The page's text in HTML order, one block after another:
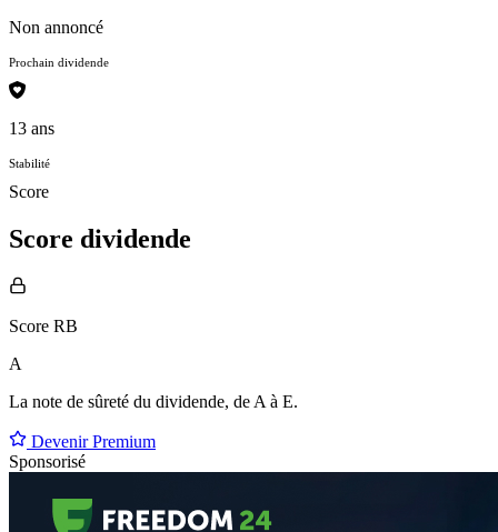
Non annoncé
Prochain dividende
13 ans
Stabilité
Score
Score dividende
Score RB
A
La note de sûreté du dividende, de A à E.
Devenir Premium
Sponsorisé